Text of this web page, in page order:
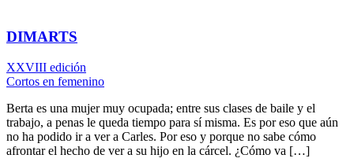
DIMARTS
XXVIII edición
Cortos en femenino
Berta es una mujer muy ocupada; entre sus clases de baile y el
trabajo, a penas le queda tiempo para sí misma. Es por eso que aún
no ha podido ir a ver a Carles. Por eso y porque no sabe cómo
afrontar el hecho de ver a su hijo en la cárcel. ¿Cómo va […]